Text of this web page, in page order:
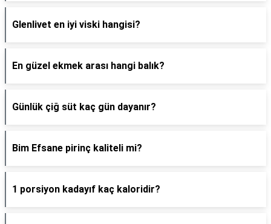
Glenlivet en iyi viski hangisi?
En güzel ekmek arası hangi balık?
Günlük çiğ süt kaç gün dayanır?
Bim Efsane pirinç kaliteli mi?
1 porsiyon kadayıf kaç kaloridir?